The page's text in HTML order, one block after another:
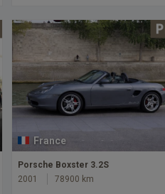
France
Porsche Boxster 3.2S
2001
78900 km